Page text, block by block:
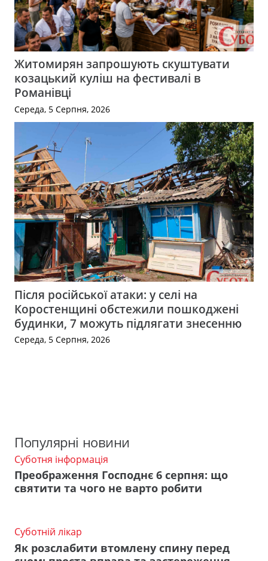
Житомирян запрошують скуштувати
козацький куліш на фестивалі в
Романівці
Середа, 5 Серпня, 2026
Після російської атаки: у селі на
Коростенщині обстежили пошкоджені
будинки, 7 можуть підлягати знесенню
Середа, 5 Серпня, 2026
Популярні новини
Суботня інформація
Преображення Господнє 6 серпня: що
святити та чого не варто робити
Суботній лікар
Як розслабити втомлену спину перед